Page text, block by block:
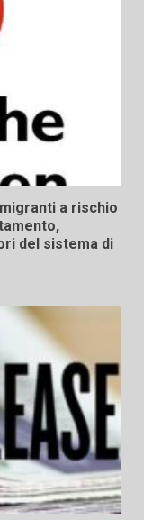
a rischio
del sistema di